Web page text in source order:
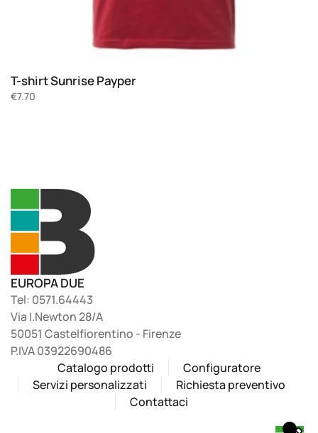
T-shirt Sunrise Payper
€7.70
EUROPA DUE
Tel: 0571.64443
Via I.Newton 28/A
50051 Castelfiorentino - Firenze
P.IVA 03922690486
Catalogo prodotti
Configuratore
Servizi personalizzati
Richiesta preventivo
Contattaci